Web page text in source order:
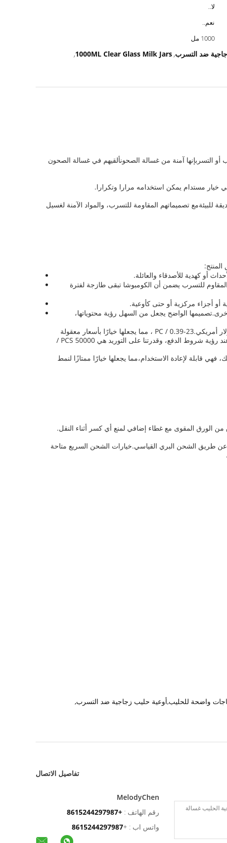
لا..
نعم..
1000 مل
,
1000ML Clear Glass Milk Jars
,
التسربإنها آمنة من غسالة الصحونألقيهم في غسالة الصحون
مستدام يمكن استخدامه مرارا وتكرارا.
تصميماتهم المقاومة للتسرب، والمواد الآمنة لغسيل
أو كهدية للأصدقاء والعائلة.
للتسرب يضمن أن الكومبوشا تبقى طازجة لفترة
الواضح يجعل من السهل رؤية محتوياتها،
زجاجات حليبنا مصنوعة في الصين ومعتمدة من قبل LFGB و FDA، مما يضمن أن تلبي أعلى معايير الجودة والسلامة.والسعر يتراوح من 0 دولار أمريكي.23-0.39 / PC ، مما يجعلها خيارًا بأسعار معقولة
للاستخدام الشخصي والتجاري على حد سواء. تفاصيل التعبئة في الكرتونات ، ومدة التسليم هي 30-45 يومًا بعد التأكيد.نحن نقبل TT و L / C عند رؤية شروط الدفع، وقدرتنا على التوريد هي 50000 PCS /
قابلة لإعادة الاستخدام،مما يجعلها خيارًا ممتازًا لنمط
الورق المقوى مع غطاء إضافي لمنع أي كسر أثناء النقل.
الزجاجية لدينا. عادة ما يتم معالجة الطلبات في غضون 1-2 أيام عمل وتتم شحنها عن طريق الشحن البري القياسي.خيارات الشحن السريع متاحة
,
تفاصيل الاتصال
MelodyChen
رقم الهاتف : +8615244297987
واتس اب : +
8615244297987